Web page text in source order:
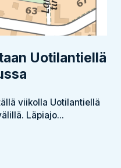
Uotilantiellä
viikolla Uotilantiellä
Läpiajo...